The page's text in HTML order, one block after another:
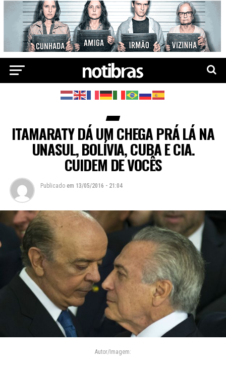
ITAMARATY DÁ UM CHEGA PRÁ LÁ NA
UNASUL, BOLÍVIA, CUBA E CIA.
CUIDEM DE VOCÊS
Publicado em 13/05/2016 - 21:04
Autor/Imagem: